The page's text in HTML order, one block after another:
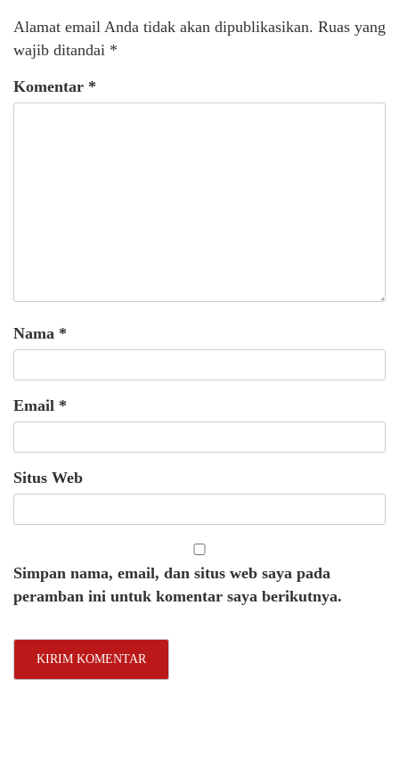
Alamat email Anda tidak akan dipublikasikan. Ruas yang
wajib ditandai *
Komentar *
Nama *
Email *
Situs Web
Simpan nama, email, dan situs web saya pada
peramban ini untuk komentar saya berikutnya.